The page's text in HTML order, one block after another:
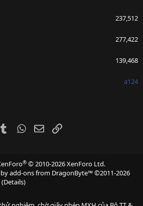
237,512
277,422
139,468
a124
TumblrWhatsApp
EmailLink
® © 2010-2026 XenForo Ltd.
add-ons from DragonByte™©2011-2026
(Details)